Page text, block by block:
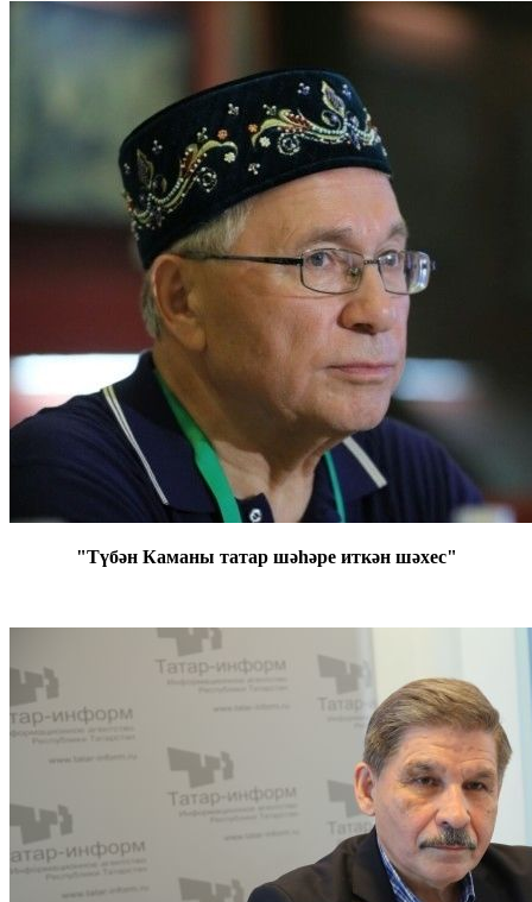
"Түбән Каманы татар шәһәре иткән шәхес"